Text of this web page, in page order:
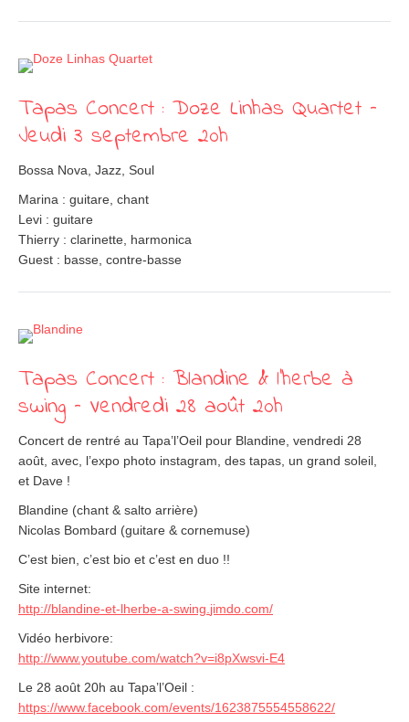
Tapas Concert : Doze Linhas Quartet –
Jeudi 3 septembre 20h
Bossa Nova, Jazz, Soul
Marina : guitare, chant
Levi : guitare
Thierry : clarinette, harmonica
Guest : basse, contre-basse
Tapas Concert : Blandine & l’herbe à
swing – Vendredi 28 août 20h
Concert de rentré au Tapa’l’Oeil pour Blandine, vendredi 28
août, avec, l’expo photo instagram, des tapas, un grand soleil,
et Dave !
Blandine (chant & salto arrière)
Nicolas Bombard (guitare & cornemuse)
C’est bien, c’est bio et c’est en duo !!
Site internet:
http://blandine-et-lherbe-a-swing. jimdo.com/
Vidéo herbivore:
http://www.youtube.com/watch?v=i8pXwsvi-E4
Le 28 août 20h au Tapa’l’Oeil :
https://www.facebook.com/events/1623875554558622/